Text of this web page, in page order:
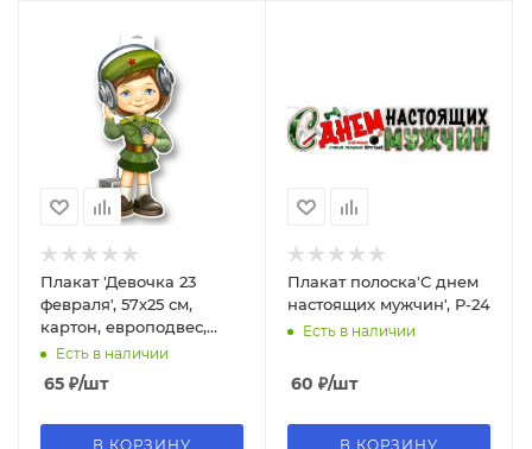
Плакат 'Девочка 23
февраля', 57х25 см,
картон, европодвес,
P34-409
Есть в наличии
65 ₽/шт
В КОРЗИНУ
Плакат полоска'С днем
настоящих мужчин', P-24
Есть в наличии
60 ₽/шт
В КОРЗИНУ